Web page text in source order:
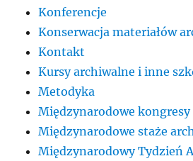
Konferencje
Konserwacja materiałów
Kontakt
Kursy archiwalne i inne
Metodyka
Międzynarodowe
Międzynarodowe staże
Międzynarodowy Tydzień